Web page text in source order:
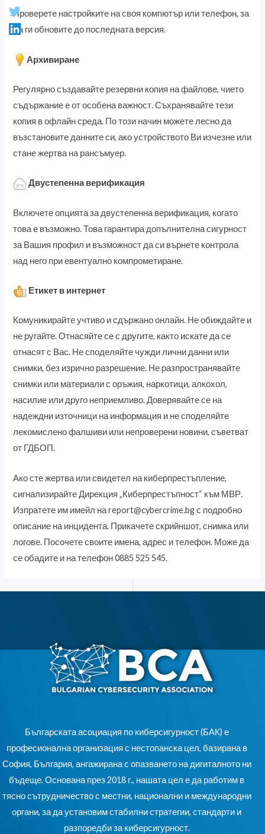
Проверете настройките на своя компютър или телефон, за
да ги обновите до последната версия.
Архивиране
Регулярно създавайте резервни копия на файлове, чието
съдържание е от особена важност. Съхранявайте тези
копия в офлайн среда. По този начин можете лесно да
възстановите данните си, ако устройството Ви изчезне или
стане жертва на рансъмуер.
Двустепенна верификация
Включете опцията за двустепенна верификация, когато
това е възможно. Това гарантира допълнителна сигурност
за Вашия профил и възможност да си върнете контрола
над него при евентуално компрометиране.
Етикет в интернет
Комуникирайте учтиво и сдържано онлайн. Не обиждайте и
не ругайте. Отнасяйте се с другите, както искате да се
отнасят с Вас. Не споделяйте чужди лични данни или
снимки, без изрично разрешение. Не разпространявайте
снимки или материали с оръжия, наркотици, алкохол,
насилие или друго неприемливо. Доверявайте се на
надеждни източници на информация и не споделяйте
лекомислено фалшиви или непроверени новини, съветват
от ГДБОП.
Ако сте жертва или свидетел на киберпрестъпление,
сигнализирайте Дирекция „Киберпрестъпност“ към МВР.
Изпратете им имейл наreport@cybercrime.bgс подробно
описание на инцидента. Прикачете скрийншот, снимка или
логове. Посочете своите имена, адрес и телефон. Може да
се обадите и на телефон 0885 525 545.
Българската асоциация по киберсигурност (БАК) е
професионална организация с нестопанска цел, базирана в
София, България, ангажирана с опазването на дигиталното ни
бъдеще. Основана през 2018 г., нашата цел е да работим в
тясно сътрудничество с местни, национални и международни
органи, за да установим стабилни стратегии, стандарти и
разпоредби за киберсигурност.